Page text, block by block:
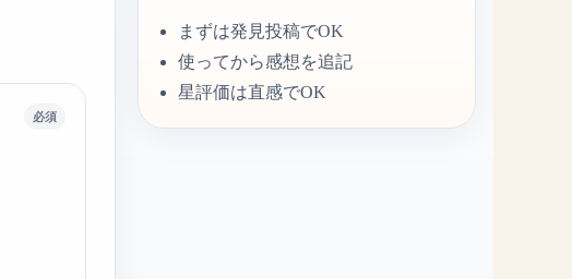
必須
まずは発見投稿でOK
使ってから感想を追記
星評価は直感でOK